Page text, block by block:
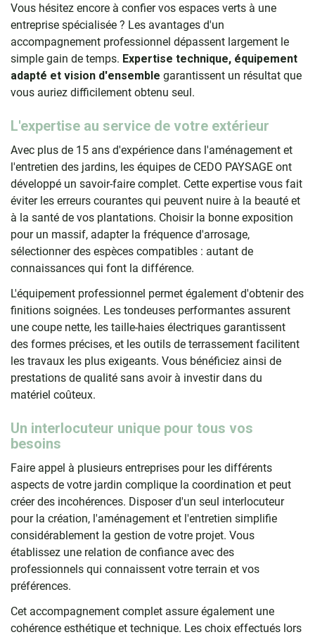
Vous hésitez encore à confier vos espaces verts à une
entreprise spécialisée ? Les avantages d'un
accompagnement professionnel dépassent largement le
simple gain de temps. Expertise technique, équipement
adapté et vision d'ensemble garantissent un résultat que
vous auriez difficilement obtenu seul.
L'expertise au service de votre extérieur
Avec plus de 15 ans d'expérience dans l'aménagement et
l'entretien des jardins, les équipes de CEDO PAYSAGE ont
développé un savoir-faire complet. Cette expertise vous fait
éviter les erreurs courantes qui peuvent nuire à la beauté et
à la santé de vos plantations. Choisir la bonne exposition
pour un massif, adapter la fréquence d'arrosage,
sélectionner des espèces compatibles : autant de
connaissances qui font la différence.
L'équipement professionnel permet également d'obtenir des
finitions soignées. Les tondeuses performantes assurent
une coupe nette, les taille-haies électriques garantissent
des formes précises, et les outils de terrassement facilitent
les travaux les plus exigeants. Vous bénéficiez ainsi de
prestations de qualité sans avoir à investir dans du
matériel coûteux.
Un interlocuteur unique pour tous vos
besoins
Faire appel à plusieurs entreprises pour les différents
aspects de votre jardin complique la coordination et peut
créer des incohérences. Disposer d'un seul interlocuteur
pour la création, l'aménagement et l'entretien simplifie
considérablement la gestion de votre projet. Vous
établissez une relation de confiance avec des
professionnels qui connaissent votre terrain et vos
préférences.
Cet accompagnement complet assure également une
cohérence esthétique et technique. Les choix effectués lors